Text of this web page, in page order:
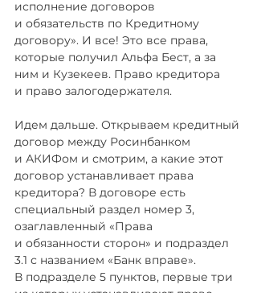
исполнение договоров
и обязательств по Кредитному
договору». И все! Это все права,
которые получил Альфа Бест, а за
ним и Кузекеев. Право кредитора
и право залогодержателя.
Идем дальше. Открываем кредитный
договор между Росинбанком
и АКИФом и смотрим, а какие этот
договор устанавливает права
кредитора? В договоре есть
специальный раздел номер 3,
озаглавленный «Права
и обязанности сторон» и подраздел
3.1 с названием «Банк вправе».
В подразделе 5 пунктов, первые три